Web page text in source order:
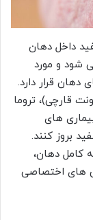
داخل دهان
شود و مورد
دهان قرار دارد.
قارچی)، تروما
های
بروز کنند.
کامل دهان،
های اختصاصی